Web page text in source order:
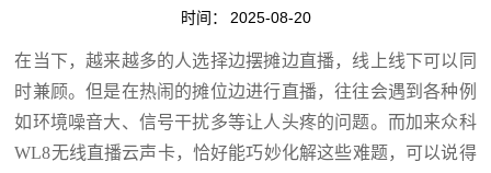
时间： 2025-08-20
在当下，越来越多的人选择边摆摊边直播，线上线下可以同
时兼顾。但是在热闹的摊位边进行直播，往往会遇到各种例
如环境噪音大、信号干扰多等让人头疼的问题。而加来众科
WL8无线直播云声卡，恰好能巧妙化解这些难题，可以说得